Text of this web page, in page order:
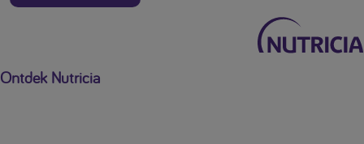
Ontdek Nutricia